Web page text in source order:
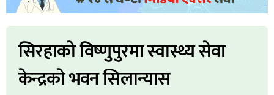
सिरहाकाे विष्णुपुरमा स्वास्थ्य सेवा
केन्द्रकाे भवन सिलान्यास